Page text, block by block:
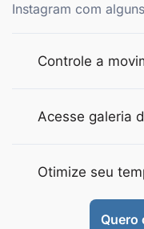
Instagram com
Controle a
Acesse galeria
Otimize seu
Quero